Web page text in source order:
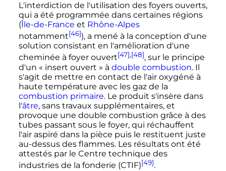
L'interdiction de l'utilisation des foyers ouverts,
qui a été programmée dans certaines régions
(Île-de-France et Rhône-Alpes
notamment[46]), a mené à la conception d'une
solution consistant en l'amélioration d'une
cheminée à foyer ouvert[47],[48], sur le principe
d'un « insert ouvert » à double combustion. Il
s'agit de mettre en contact de l'air oxygéné à
haute température avec les gaz de la
combustion primaire. Le produit s'insère dans
l'âtre, sans travaux supplémentaires, et
provoque une double combustion grâce à des
tubes passant sous le foyer, qui réchauffent
l'air aspiré dans la pièce puis le restituent juste
au-dessus des flammes. Les résultats ont été
attestés par le Centre technique des
industries de la fonderie (CTIF)[49].